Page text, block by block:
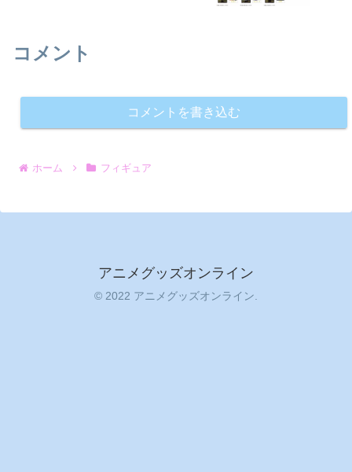
コメント
コメントを書き込む
ホーム フィギュア
アニメグッズオンライン
© 2022 アニメグッズオンライン.